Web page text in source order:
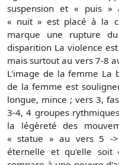
suspension et « puis »
« nuit » est placé à la
marque une rupture
disparition La violence
mais surtout au vers 7-8
L'image de la femme La
de la femme est
longue, mince ; vers 3,
3-4, 4 groupes
la légèreté des
« statue » au vers 5 -
éternelle et qu'elle